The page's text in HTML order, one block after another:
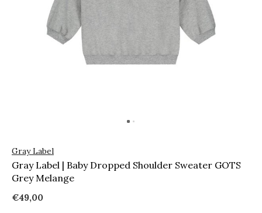
Gray Label
Gray Label | Baby Dropped Shoulder Sweater GOTS
Grey Melange
€49,00